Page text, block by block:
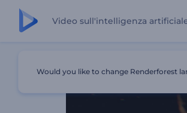
Video sull'intelligenza
Would you like to change Renderforest